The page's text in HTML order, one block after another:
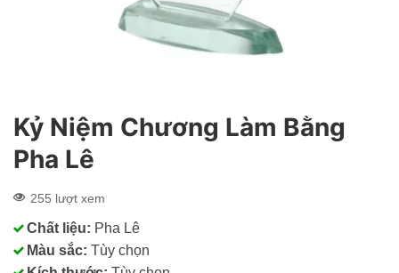
Kỷ Niệm Chương Làm Bằng
Pha Lê
255 lượt xem
Chất liệu: Pha Lê
Màu sắc: Tùy chọn